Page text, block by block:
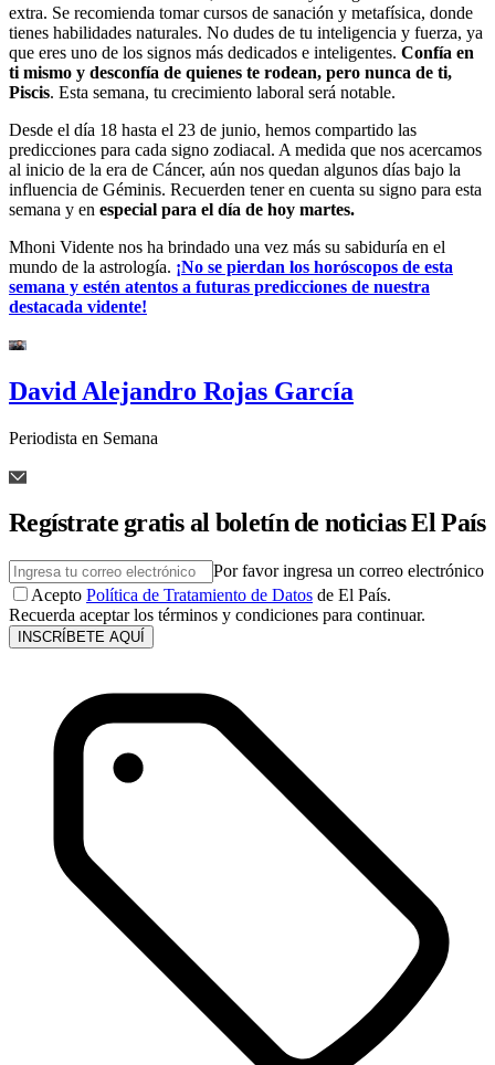
extra. Se recomienda tomar cursos de sanación y metafísica, donde
tienes habilidades naturales. No dudes de tu inteligencia y fuerza, ya
que eres uno de los signos más dedicados e inteligentes. Confía en
ti mismo y desconfía de quienes te rodean, pero nunca de ti,
Piscis. Esta semana, tu crecimiento laboral será notable.
Desde el día 18 hasta el 23 de junio, hemos compartido las
predicciones para cada signo zodiacal. A medida que nos acercamos
al inicio de la era de Cáncer, aún nos quedan algunos días bajo la
influencia de Géminis. Recuerden tener en cuenta su signo para esta
semana y en especial para el día de hoy martes.
Mhoni Vidente nos ha brindado una vez más su sabiduría en el
mundo de la astrología. ¡No se pierdan los horóscopos de esta
semana y estén atentos a futuras predicciones de nuestra
destacada vidente!
David Alejandro Rojas García
Periodista en Semana
Regístrate gratis al boletín de noticias El País
Por favor ingresa un correo electrónico
Acepto Política de Tratamiento de Datos de El País.
Recuerda aceptar los términos y condiciones para continuar.
INSCRÍBETE AQUÍ